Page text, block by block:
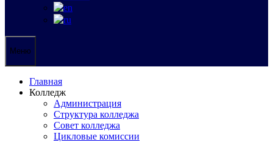
Меню
Главная
Колледж
Администрация
Структура колледжа
Совет колледжа
Цикловые комиссии